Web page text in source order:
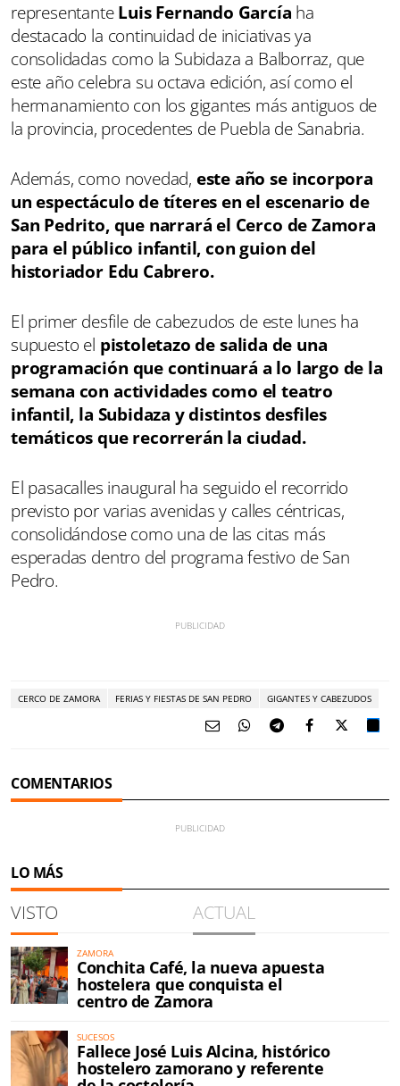
representanteLuis Fernando García ha
destacado la continuidad de iniciativas ya
consolidadas como la Subidaza a Balborraz, que
este año celebra su octava edición, así como el
hermanamiento con los gigantes más antiguos de
la provincia, procedentes de Puebla de Sanabria.
Además, como novedad, este año se incorpora
un espectáculo de títeres en el escenario de
San Pedrito, que narrará el Cerco de Zamora
para el público infantil, con guion del
historiador Edu Cabrero.
El primer desfile de cabezudos de este lunes ha
supuesto el pistoletazo de salida de una
programación que continuará a lo largo de la
semana con actividades como el teatro
infantil, la Subidaza y distintos desfiles
temáticos que recorrerán la ciudad.
El pasacalles inaugural ha seguido el recorrido
previsto por varias avenidas y calles céntricas,
consolidándose como una de las citas más
esperadas dentro del programa festivo de San
Pedro.
CERCO DE ZAMORA FERIAS Y FIESTAS DE SAN PEDRO GIGANTES Y CABEZUDOS
COMENTARIOS
LO MÁS
VISTO ACTUAL
ZAMORA
Conchita Café, la nueva apuesta
hostelera que conquista el
centro de Zamora
SUCESOS
Fallece José Luis Alcina, histórico
hostelero zamorano y referente